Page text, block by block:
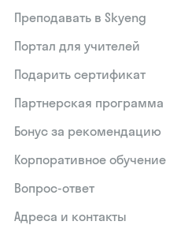
Преподавать в Skyeng
Портал для учителей
Подарить сертификат
Партнерская программа
Бонус за рекомендацию
Корпоративное обучение
Вопрос-ответ
Адреса и контакты